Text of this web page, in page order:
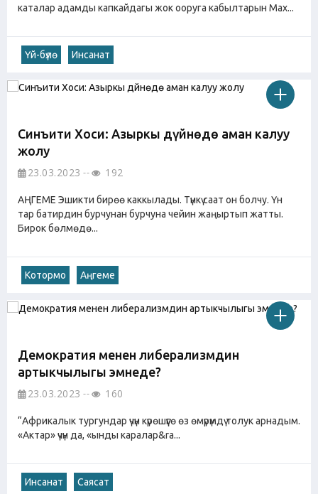
каталар адамды капкайдагы жок ооруга кабылтарын Мах...
Үй-бүлө Инсанат
Синъити Хоси: Азыркы дүйнөдө аман калуу
жолу
23.03.2023 192
АҢГЕМЕ Эшикти бирөө каккылады. Түнкү саат он болчу. Үн
тар батирдин бурчунан бурчуна чейин жаңыртып жатты.
Бирок бөлмөдө...
Котормо Аңгеме
Демократия менен либерализмдин
артыкчылыгы эмнеде?
23.03.2023 160
“Африкалык тургундар үчүн күрөшүүгө өз өмүрүмдү толук арнадым.
«Актар» үчүн да, «ынды каралар&ra...
Инсанат Саясат